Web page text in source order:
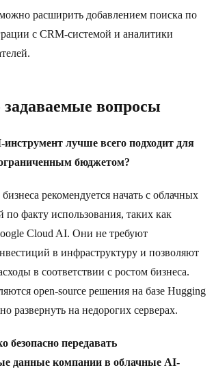
расширить добавлением поиска по
с CRM-системой и аналитики
вопросы
лучше всего подходит для
бюджетом?
рекомендуется начать с облачных
по факту использования, таких как
Cloud AI. Они не требуют
в инфраструктуру и позволяют
в соответствии с ростом бизнеса.
open-source решения на базе Hugging
развернуть на недорогих серверах.
безопасно передавать
данные компании в облачные AI-